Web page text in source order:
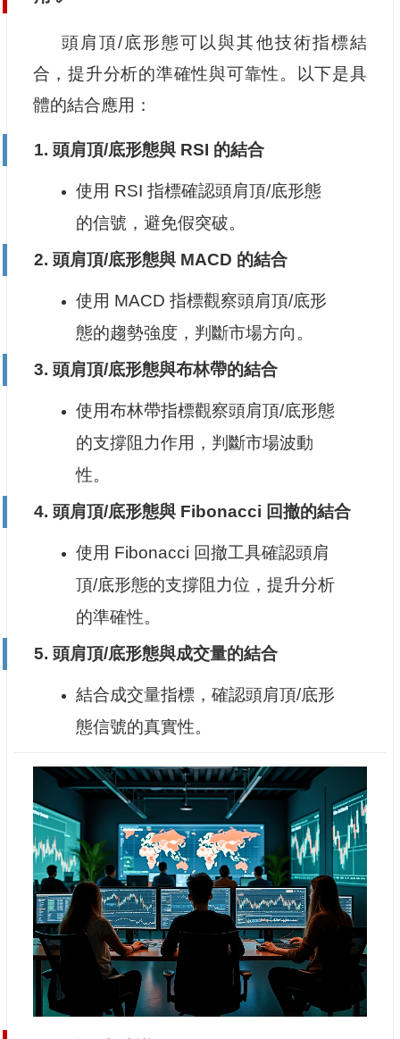
頭肩頂/底形態可以與其他技術指標結
合，提升分析的準確性與可靠性。以下是具
體的結合應用：
1. 頭肩頂/底形態與 RSI 的結合
使用 RSI 指標確認頭肩頂/底形態
的信號，避免假突破。
2. 頭肩頂/底形態與 MACD 的結合
使用 MACD 指標觀察頭肩頂/底形
態的趨勢強度，判斷市場方向。
3. 頭肩頂/底形態與布林帶的結合
使用布林帶指標觀察頭肩頂/底形態
的支撐阻力作用，判斷市場波動
性。
4. 頭肩頂/底形態與 Fibonacci 回撤的結合
使用 Fibonacci 回撤工具確認頭肩
頂/底形態的支撐阻力位，提升分析
的準確性。
5. 頭肩頂/底形態與成交量的結合
結合成交量指標，確認頭肩頂/底形
態信號的真實性。